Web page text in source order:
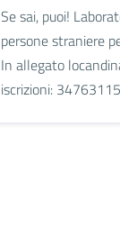
Se sai, puoi!
persone straniere
In allegato
iscrizioni: